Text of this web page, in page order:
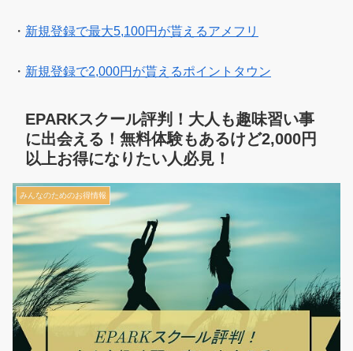
・ 新規登録で最大5,100円が貰えるアメフリ
・ 新規登録で2,000円が貰えるポイントタウン
EPARKスクール評判！大人も趣味習い事
に出会える！無料体験もあるけど2,000円
以上お得になりたい人必見！
みんなのためのお得情報